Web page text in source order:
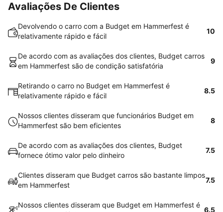
Avaliações De Clientes
Devolvendo o carro com a Budget em Hammerfest é
relativamente rápido e fácil
10
De acordo com as avaliações dos clientes, Budget carros
em Hammerfest são de condição satisfatória
9
Retirando o carro no Budget em Hammerfest é
relativamente rápido e fácil
8.5
Nossos clientes disseram que funcionários Budget em
Hammerfest são bem eficientes
8
De acordo com as avaliações dos clientes, Budget
fornece ótimo valor pelo dinheiro
7.5
Clientes disseram que Budget carros são bastante limpos
em Hammerfest
7.5
Nossos clientes disseram que Budget em Hammerfest é
6.5